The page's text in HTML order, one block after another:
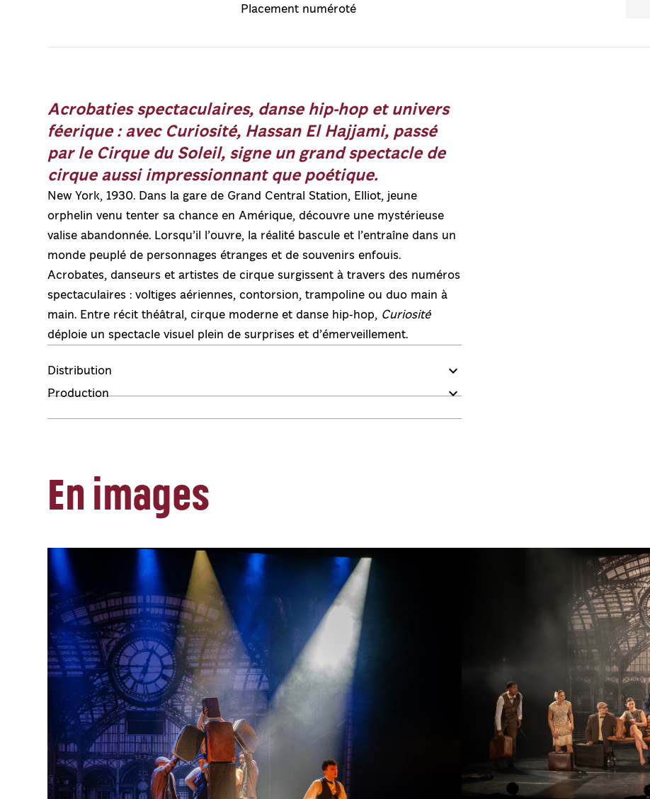
Placement numéroté
Acrobaties spectaculaires, danse hip-hop et univers
féerique : avec Curiosité, Hassan El Hajjami, passé
par le Cirque du Soleil, signe un grand spectacle de
cirque aussi impressionnant que poétique.
New York, 1930. Dans la gare de Grand Central Station, Elliot, jeune
orphelin venu tenter sa chance en Amérique, découvre une mystérieuse
valise abandonnée. Lorsqu’il l’ouvre, la réalité bascule et l’entraîne dans un
monde peuplé de personnages étranges et de souvenirs enfouis.
Acrobates, danseurs et artistes de cirque surgissent à travers des numéros
spectaculaires : voltiges aériennes, contorsion, trampoline ou duo main à
main. Entre récit théâtral, cirque moderne et danse hip-hop, Curiosité
déploie un spectacle visuel plein de surprises et d’émerveillement.
Distribution
Production
En images